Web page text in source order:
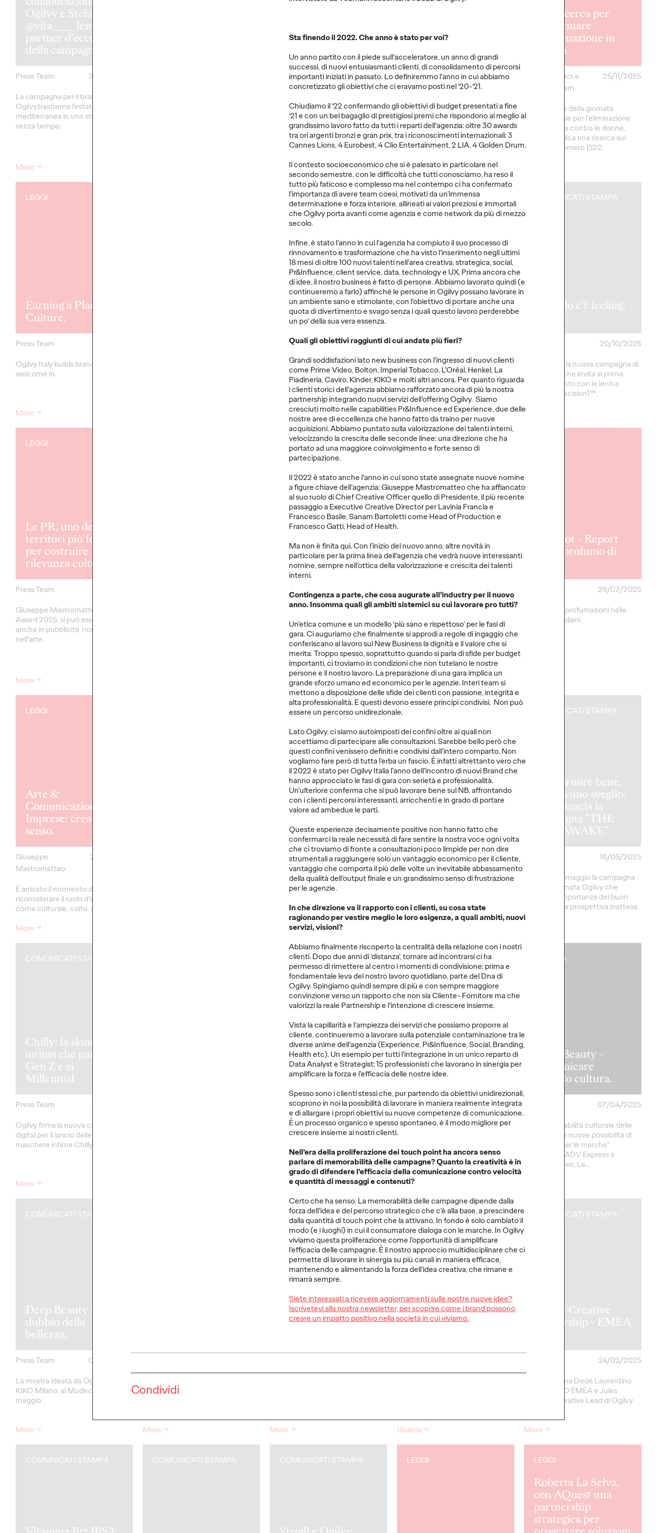
Sta finendo il 2022. Che anno è stato per voi?
Un anno partito con il piede sull’acceleratore, un anno di grandi
successi, di nuovi entusiasmanti clienti, di consolidamento di percorsi
importanti iniziati in passato. Lo definiremmo l’anno in cui abbiamo
concretizzato gli obiettivi che ci eravamo posti nel ‘20-‘21.
Chiudiamo il ‘22 confermando gli obiettivi di budget presentati a fine
‘21 e con un bel bagaglio di prestigiosi premi che rispondono al meglio al
grandissimo lavoro fatto da tutti i reparti dell’agenzia: oltre 30 awards
tra ori argenti bronzi e gran prix, tra i riconoscimenti internazionali: 3
Cannes Lions, 4 Eurobest, 4 Clio Entertainment, 2 LIA, 4 Golden Drum.
Il contesto socioeconomico che si è palesato in particolare nel
secondo semestre, con le difficoltà che tutti conosciamo, ha reso il
tutto più faticoso e complesso ma nel contempo ci ha confermato
l’importanza di avere team coesi, motivati da un’immensa
determinazione e forza interiore, allineati ai valori preziosi e immortali
che Ogilvy porta avanti come agenzia e come network da più di mezzo
secolo.
Infine, è stato l’anno in cui l’agenzia ha compiuto il suo processo di
rinnovamento e trasformazione che ha visto l’inserimento negli ultimi
18 mesi di oltre 100 nuovi talenti nell’area creativa, strategica, social,
Pr&Influence, client service, data, technology e UX. Prima ancora che
di idee, il nostro business è fatto di persone. Abbiamo lavorato quindi (e
continueremo a farlo) affinché le persone in Ogilvy possano lavorare in
un ambiente sano e stimolante, con l’obiettivo di portare anche una
quota di divertimento e svago senza i quali questo lavoro perderebbe
un po’ della sua vera essenza.
Quali gli obiettivi raggiunti di cui andate più fieri?
Grandi soddisfazioni lato new business con l’ingresso di nuovi clienti
come Prime Video, Bolton, Imperial Tobacco, L’Oréal, Henkel, La
Piadineria, Caviro, Kinder, KIKO e molti altri ancora. Per quanto riguarda
i clienti storici dell’agenzia abbiamo rafforzato ancora di più la nostra
partnership integrando nuovi servizi dell’offering Ogilvy. Siamo
cresciuti molto nelle capabilities Pr&Influence ed Experience, due delle
nostre aree di eccellenza che hanno fatto da traino per nuove
acquisizioni. Abbiamo puntato sulla valorizzazione dei talenti interni,
velocizzando la crescita delle seconde linee: una direzione che ha
portato ad una maggiore coinvolgimento e forte senso di
partecipazione.
Il 2022 è stato anche l’anno in cui sono state assegnate nuove nomine
a figure chiave dell’agenzia: Giuseppe Mastromatteo che ha affiancato
al suo ruolo di Chief Creative Officer quello di Presidente, il più recente
passaggio a Executive Creative Director per Lavinia Francia e
Francesco Basile, Sanam Bartoletti come Head of Production e
Francesco Gatti, Head of Health.
Ma non è finita qui. Con l’inizio del nuovo anno, altre novità in
particolare per la prima linea dell’agenzia che vedrà nuove interessanti
nomine, sempre nell’ottica della valorizzazione e crescita dei talenti
interni.
Contingenza a parte, che cosa augurate all’industry per il nuovo
anno. Insomma quali gli ambiti sistemici su cui lavorare pro tutti?
Un’etica comune e un modello ‘più sano e rispettoso’ per le fasi di
gara. Ci auguriamo che finalmente si approdi a regole di ingaggio che
conferiscano al lavoro sul New Business la dignità e il valore che si
merita. Troppo spesso, soprattutto quando si parla di sfide per budget
importanti, ci troviamo in condizioni che non tutelano le nostre
persone e il nostro lavoro. La preparazione di una gara implica un
grande sforzo umano ed economico per le agenzie. Interi team si
mettono a disposizione delle sfide dei clienti con passione, integrità e
alta professionalità. E questi devono essere principi condivisi. Non può
essere un percorso unidirezionale.
Lato Ogilvy, ci siamo autoimposti dei confini oltre ai quali non
accettiamo di partecipare alle consultazioni. Sarebbe bello però che
questi confini venissero definiti e condivisi dall’intero comparto. Non
vogliamo fare però di tutta l’erba un fascio. È infatti altrettanto vero che
il 2022 è stato per Ogilvy Italia l’anno dell’incontro di nuovi Brand che
hanno approcciato le fasi di gara con serietà e professionalità.
Un’ulteriore conferma che si può lavorare bene sul NB, affrontando
con i clienti percorsi interessanti, arricchenti e in grado di portare
valore ad ambedue le parti.
Queste esperienze decisamente positive non hanno fatto che
confermarci la reale necessità di fare sentire la nostra voce ogni volta
che ci troviamo di fronte a consultazioni poco limpide per non dire
strumentali a raggiungere solo un vantaggio economico per il cliente,
vantaggio che comporta il più delle volte un inevitabile abbassamento
della qualità dell’output finale e un grandissimo senso di frustrazione
per le agenzie.
In che direzione va il rapporto con i clienti, su cosa state
ragionando per vestire meglio le loro esigenze, a quali ambiti, nuovi
servizi, visioni?
Abbiamo finalmente riscoperto la centralità della relazione con i nostri
clienti. Dopo due anni di ‘distanza’, tornare ad incontrarsi ci ha
permesso di rimettere al centro i momenti di condivisione: prima e
fondamentale leva del nostro lavoro quotidiano, parte del Dna di
Ogilvy. Spingiamo quindi sempre di più e con sempre maggiore
convinzione verso un rapporto che non sia Cliente- Fornitore ma che
valorizzi la reale Partnership e l’intenzione di crescere insieme.
Vista la capillarità e l’ampiezza dei servizi che possiamo proporre al
cliente, continueremo a lavorare sulla potenziale contaminazione tra le
diverse anime dell’agenzia (Experience, Pr&Influence, Social, Branding,
Health etc). Un esempio per tutti l’integrazione in un unico reparto di
Data Analyst e Strategist: 15 professionisti che lavorano in sinergia per
amplificare la forza e l’efficacia delle nostre idee.
Spesso sono i clienti stessi che, pur partendo da obiettivi unidirezionali,
scoprono in noi la possibilità di lavorare in maniera realmente integrata
e di allargare i propri obiettivi su nuove competenze di comunicazione.
È un processo organico e spesso spontaneo, è il modo migliore per
crescere insieme ai nostri clienti.
Nell’era della proliferazione dei touch point ha ancora senso
parlare di memorabilità delle campagne? Quanto la creatività è in
grado di difendere l’efficacia della comunicazione contro velocità
e quantità di messaggi e contenuti?
Certo che ha senso. La memorabilità delle campagne dipende dalla
forza dell’idea e del percorso strategico che c’è alla base, a prescindere
dalla quantità di touch point che la attivano. In fondo è solo cambiato il
modo (e i luoghi) in cui il consumatore dialoga con le marche. In Ogilvy
viviamo questa proliferazione come l’opportunità di amplificare
l’efficacia delle campagne. È il nostro approccio multidisciplinare che ci
permette di lavorare in sinergia su più canali in maniera efficace,
mantenendo e alimentando la forza dell’idea creativa, che rimane e
rimarrà sempre.
Siete interessati a ricevere aggiornamenti sulle nostre nuove idee?
Iscrivetevi alla nostra newsletter, per scoprire come i brand possono
creare un impatto positivo nella società in cui viviamo.
Condividi
Ogilvy e Stefanel,
@vita_____lenta
partner d'eccezione
della campagna.
Press Team
20/05/2026
La campagna per il brand, firmata
Ogilvy,trasforma l’estate
mediterranea in uno stato mentale
senza tempo.
More→
sentire la sua voce
Press Team
29/12/2025
inaugurare il 2026 nel segno della
partecipazione e della pace
More→
con tre nomine
Press Team
05/12/2025
Influence, EMEA; Rachel Porter
Head of Influence Strategy,
EMEA;…
More→
Una ricerca per
trasformare
l'informazione in
fiducia.
Data Analytics e
Strategy Team
25/11/2025
In occasione della giornata
internazionale per l'eliminazione
della violenza contro le donne,
Ogilvy pubblica una ricerca sui
CAV e sul numero 1522.
LEGGI
Earning a Place in
Culture.
Press Team
Ogilvy Italy builds brands people
welcome in.
More→
LEGGI
OZ Spot - Report
n.5 "Money Wise"
OZ Team
12/11/2025
Come la Gen Z naviga soldi e
risparmi.
More→
COMUNICATI STAMPA
Ogilvy nomina
Paulo Gonzalez
Content Creative
Director.
Press Team
Una figura strategica per
potenziare il social storytelling.
More→
COMUNICATI STAMPA
Quando c'è feeling,
si vede.
20/10/2025
Ogilvy firma la nuova campagna di
Alcon Italia che invita al primo
appuntamento con le lenti a
contatto Precision1™.
More
LEGGI
Le PR, uno dei
territori più fertili
per costruire
rilevanza culturale.
Press Team
Giuseppe Mastromatteo - ADCI
Award 2025: si può essere autori
anche in pubblicità, non solo
nell'arte.
More→
LEGGI
Arte &
Comunicazione - La
lezione di Amy
rappresentare non
basta più.
Mastromatteo
Le agenzie di comunicazione non
sono specchi: sono matite.
Devono disegnare nuovi
immaginari. Oggi la sfida non è solo
rappresentare, ma ricostruire. È…
More→
LEGGI
n.3: E' tempo di
viaggi.
06/08/2025
In questo report esploriamo il ruolo
dei viaggi nelle esperienze degli
italiani.
More→
OZ Spot - Report
n.2: Il profumo di
29/07/2025
Il ruolo delle profumazioni nelle
case degli italiani.
LEGGI
Arte &
Comunicazione -
Imprese: creatori di
senso.
Giuseppe
Mastromatteo
22/07/2025
È arrivato il momento di
riconsiderare il ruolo d’impresa
come culturale, colto, attivo.
More→
GUARDA
Roberta La Selva
studenti IULM
Press Team
03/06/2025
Advertising, leadership e futuro
della comunicazione.
Guarda→
PERONI: “Oggi per
la birra”.
Press Team
26/05/2025
La nuova campagna di Ogilvy per
COMUNICATI STAMPA
Per dormire bene,
ascolta uno sveglio:
IKEA lancia la
campagna "THE
ONE AWAKE"
16/05/2025
On air dal 12 maggio la campagna
integrata firmata Ogilvy che
racconta l’importanza del buon
riposo da una prospettiva inattesa.
COMUNICATI STAMPA
Chilly: la skincare
intima che parla alla
Gen Z e ai
Millennial
Press Team
12/05/2025
Ogilvy firma la nuova campagna
digital per il lancio delle nuove
maschere intime Chilly.
More→
COMUNICATI STAMPA
Se lo chiedi a
Ogilvy, Sanbittèr
“Ci sta!”
Press Team
06/05/2025
Al via la nuova campagna di
comunicazione del brand.
More→
LEGGI
Strategie di Loyalty
nell'Era delle
Emozioni.
Press Team
23/04/2025
Dimentica i punti, stimola
l'interesse. Un documento
ripensare la propria strategia di
Loyalty.
More
GUARDA
Deep Beauty -
Comunicare
facendo cultura.
07/04/2025
“La responsabilità culturale delle
agenzie apre nuove possibilità di
narrazione per le marche”
Intervista di ADV Express a
Mastromatteo, La…
COMUNICATI STAMPA
Deep Beauty - Il
dubbio della
bellezza.
Press Team
04/04/2025
La mostra ideata da Ogilvy per
KIKO Milano, al Mudec fino al 25
maggio.
More→
“There’s more to every flight”.
More→
LEGGI
TALENTO,
DIVERSITÀ E
CULTURA: la
creatività secondo
More→
GUARDA
Giuseppe
Mastromatteo
intervista per ADCI
Guarda→
COMUNICATI STAMPA
Ogilvy Creative
Leadership - EMEA
24/02/2025
Ogilvy nomina Dedè Laurentino
Deputy CCO EMEA e Jules
Chalkley Creative Lead di Ogilvy
More→
COMUNICATI STAMPA COMUNICATI STAMPA COMUNICATI STAMPA LEGGI LEGGI
Roberta La Selva,
con AQuest una
partnership
strategica per